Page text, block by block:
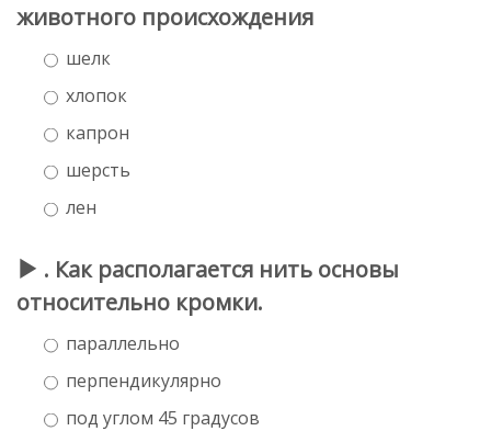
животного происхождения
шелк
хлопок
капрон
шерсть
лен
. Как располагается нить основы
относительно кромки.
параллельно
перпендикулярно
под углом 45 градусов